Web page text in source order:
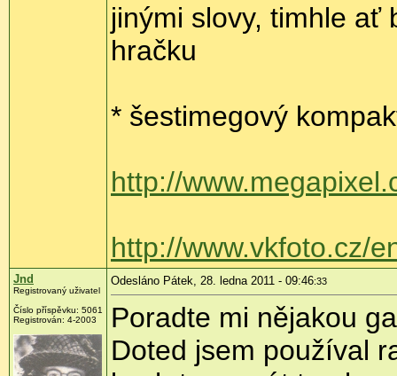
jinými slovy, timhle ať
hračku
* šestimegový
http://
http://www.vkfoto.cz/
Jnd
Registrovaný uživatel
Číslo příspěvku: 5061
Registrován: 4-2003
Odesláno Pátek, 28. ledna 2011 - 09:46:33
Poradte mi nějakou
Doted jsem používal